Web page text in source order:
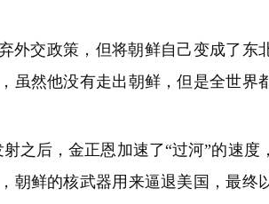
外交政策，但将朝鲜自己变成了东
虽然他没有走出朝鲜，但是全世界
之后，金正恩加速了“过河”的速度
朝鲜的核武器用来逼退美国，最终